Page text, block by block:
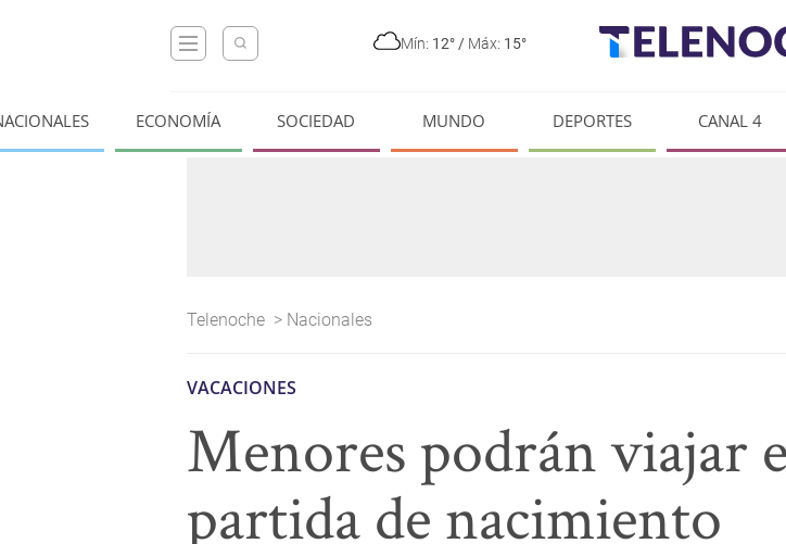
Mín: 12° / Máx: 15°
ECONOMÍA SOCIEDAD MUNDO DEPORTES CANAL 4
Telenoche > Nacionales
VACACIONES
Menores podrán viajar
partida de nacimiento